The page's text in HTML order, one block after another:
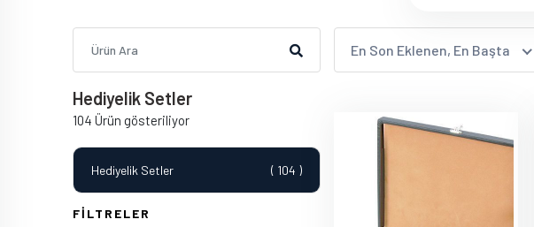
Hediyelik Setler
104 Ürün gösteriliyor
Hediyelik Setler ( 104 )
FİLTRELER
En Son Eklenen, En Başta